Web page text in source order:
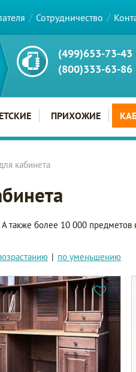
Сотрудничество
(499)653-73-43
(800)333-63-86
ПРИХОЖИЕ
кабинета
также более 10 000
| по уменьшению